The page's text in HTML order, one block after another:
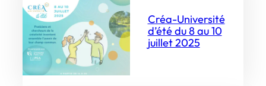
Créa-Université
d’été du 8 au 10
juillet 2025